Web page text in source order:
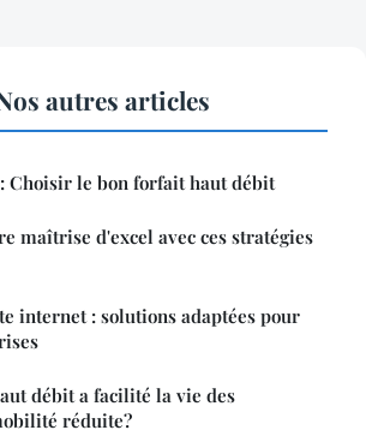
autres articles
Choisir le bon forfait haut débit
maîtrise d'excel avec ces stratégies
internet : solutions adaptées pour
débit a facilité la vie des
réduite?